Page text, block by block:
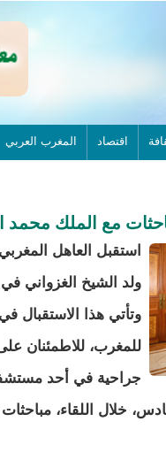
اقتصاد المغرب العربي
مع الملك
استقبل العاهل
ولد الشيخ الغزواني في
وتأتي هذا الاستقبال
للمغرب، للاطمئنان
جراحية في أحد
خلال اللقاء، مباحثات